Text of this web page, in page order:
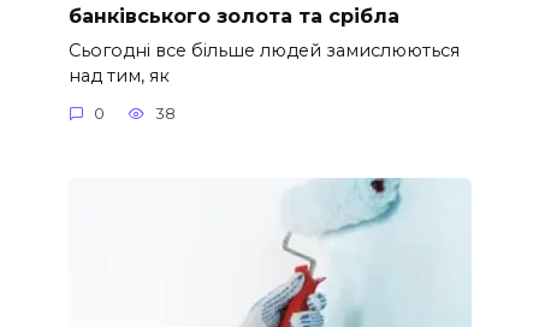
банківського золота та срібла
Сьогодні все більше людей замислюються
над тим, як
0 38